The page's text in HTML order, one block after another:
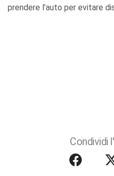
prendere l’auto per evitare
Condividi